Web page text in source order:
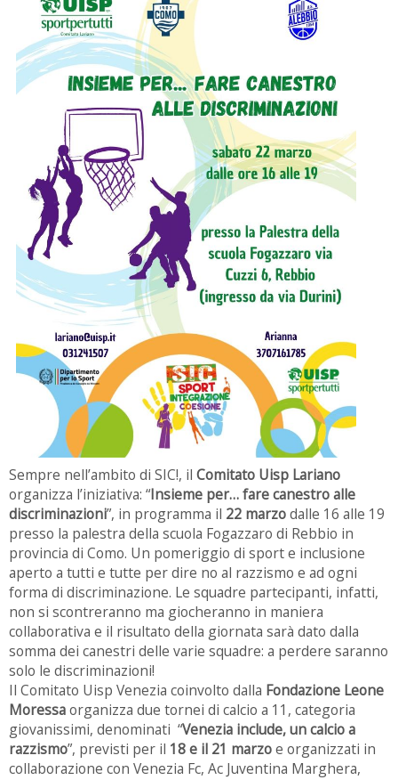
Sempre nell’ambito di SIC!, il Comitato Uisp Lariano
organizza l’iniziativa: “Insieme per… fare canestro alle
discriminazioni”, in programma il 22 marzodalle 16 alle 19
presso la palestra della scuola Fogazzaro di Rebbio in
provincia di Como. Un pomeriggio di sport e inclusione
aperto a tutti e tutte per dire no al razzismo e ad ogni
forma di discriminazione. Le squadre partecipanti, infatti,
non si scontreranno ma giocheranno in maniera
collaborativa e il risultato della giornata sarà dato dalla
somma dei canestri delle varie squadre: a perdere saranno
solo le discriminazioni!
Il Comitato Uisp Venezia coinvolto dalla Fondazione Leone
Moressaorganizza due tornei di calcio a 11, categoria
giovanissimi, denominati “Venezia include, un calcio a
razzismo”, previsti per il 18 e il 21 marzoe organizzati in
collaborazione con Venezia Fc, Ac Juventina Marghera,